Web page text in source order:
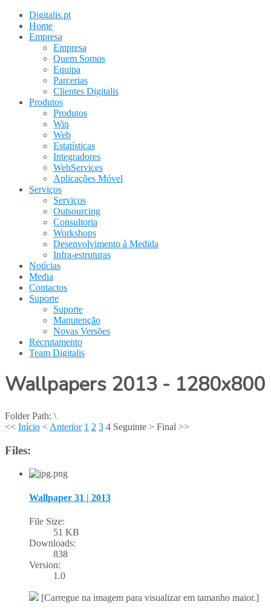
Digitalis.pt
Home
Empresa
Empresa
Quem Somos
Equipa
Parcerias
Clientes Digitalis
Produtos
Produtos
Win
Web
Estatísticas
Integradores
WebServices
Aplicações Móvel
Serviços
Serviços
Outsourcing
Consultoria
Workshops
Desenvolvimento à Medida
Infra-estruturas
Notícias
Media
Contactos
Suporte
Suporte
Manutenção
Novas Versões
Recrutamento
Team Digitalis
Wallpapers 2013 - 1280x800
Folder Path: \
<< Início < Anterior 1 2 3 4 Seguinte > Final >>
Files:
Wallpaper 31 | 2013
File Size:
51 KB
Downloads:
838
Version:
1.0
[Carregue na imagem para visualizar em tamanho maior.]